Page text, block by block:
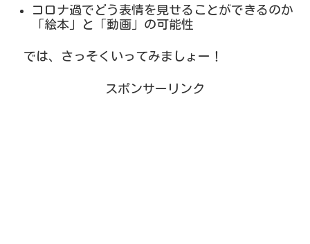
コロナ過でどう表情を見せることができるのか
「絵本」と「動画」の可能性
では、さっそくいってみましょー！
スポンサーリンク